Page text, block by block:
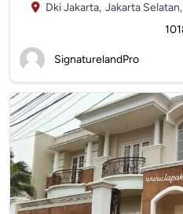
Dki Jakarta, Jakarta Selatan,
SignaturelandPro